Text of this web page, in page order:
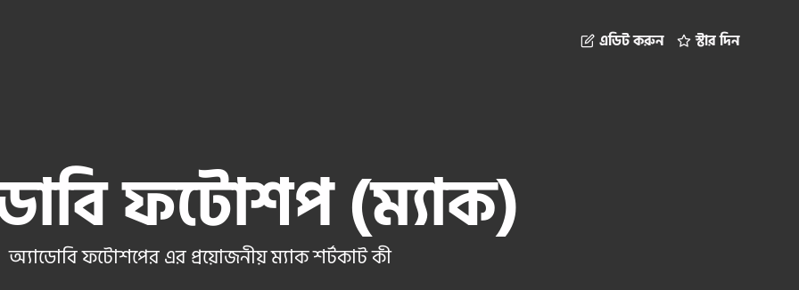
এডিট করুন স্টার দিন
ফটোশপ (ম্যাক)
অ্যাডোবি ফটোশপের এর প্রয়োজনীয় ম্যাক শর্টকাট কী